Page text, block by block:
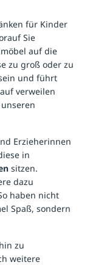
für Kinder
Sie
auf die
zu groß oder zu
und führt
verweilen
Erzieherinnen
in
sitzen.
dazu
haben nicht
Spaß, sondern
zu
weitere